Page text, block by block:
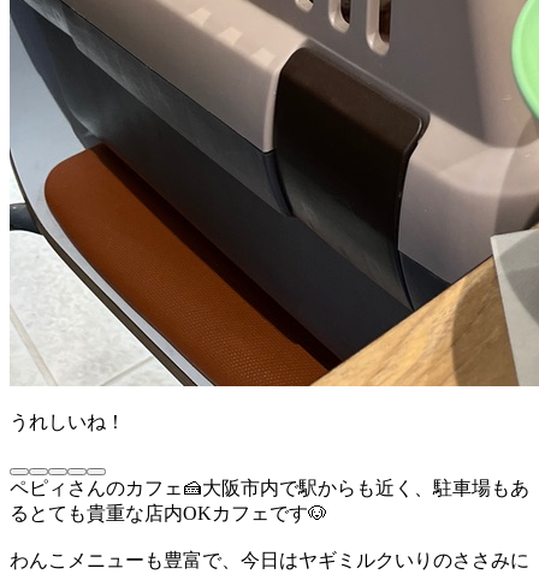
うれしいね！
ペピィさんのカフェ🍰大阪市内で駅からも近く、駐車場もあ
るとても貴重な店内OKカフェです🐶
わんこメニューも豊富で、今日はヤギミルクいりのささみに